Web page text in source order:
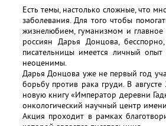
Есть темы, настолько сложные, что
заболевания. Для того чтобы
жизнелюбием, гуманизмом и
россиян Дарья Донцова,
писательницы имеется личный
неоценимы.
Дарья Донцова уже не первый год
борьбу против рака груди. В
новую книгу «Император деревни
онкологический научный центр
Акция проходит в рамках